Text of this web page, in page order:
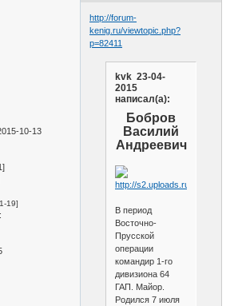
10-13
19]
http://forum-
kenig.ru/viewtopic.php?
p=82411
kvk 23-04-
2015
написал(а):
Бобров
Василий
Андреевич
В период
Восточно-
Прусской
операции
командир 1-го
дивизиона 64
ГАП. Майор.
Родился 7 июля